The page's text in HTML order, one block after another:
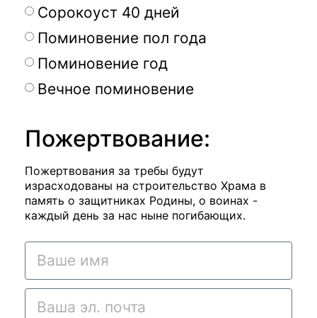
Сорокоуст 40 дней
Поминовение пол года
Поминовение год
Вечное поминовение
Пожертвование:
Пожертвования за требы будут
израсходованы на строительство Храма в
память о защитниках Родины, о воинах -
каждый день за нас ныне погибающих.